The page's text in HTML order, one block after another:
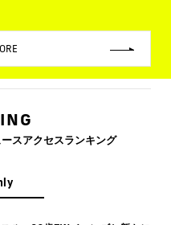
スアクセスランキング